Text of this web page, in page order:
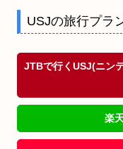
USJの旅行プラ
JTBで行くUSJ(ニン
楽